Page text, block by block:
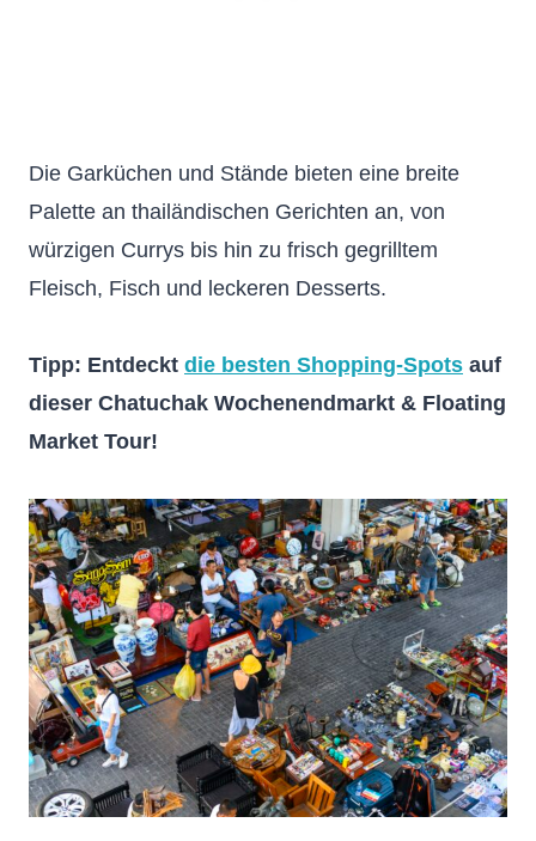
Die Garküchen und Stände bieten eine breite
Palette an thailändischen Gerichten an, von
würzigen Currys bis hin zu frisch gegrilltem
Fleisch, Fisch und leckeren Desserts.
Tipp: Entdeckt die besten Shopping-Spots auf
dieser Chatuchak Wochenendmarkt & Floating
Market Tour!